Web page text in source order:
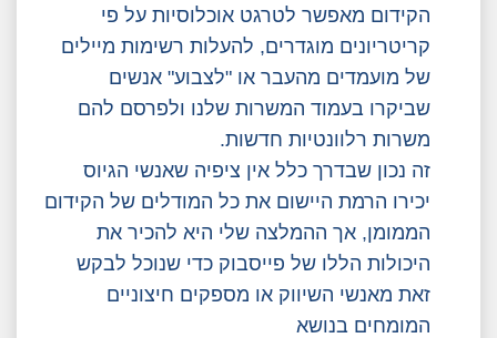
הקידום מאפשר לטרגט אוכלוסיות על פי
קריטריונים מוגדרים, להעלות רשימות מיילים
של מועמדים מהעבר או "לצבוע" אנשים
שביקרו בעמוד המשרות שלנו ולפרסם להם
משרות רלוונטיות חדשות.
זה נכון שבדרך כלל אין ציפיה שאנשי הגיוס
יכירו הרמת היישום את כל המודלים של הקידום
הממומן, אך ההמלצה שלי היא להכיר את
היכולות הללו של פייסבוק כדי שנוכל לבקש
זאת מאנשי השיווק או מספקים חיצוניים
המומחים בנושא